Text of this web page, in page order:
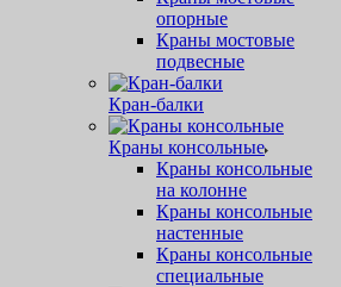
опорные
Краны мостовые
подвесные
Кран-балки
Краны консольные
Краны консольные
на колонне
Краны консольные
настенные
Краны консольные
специальные